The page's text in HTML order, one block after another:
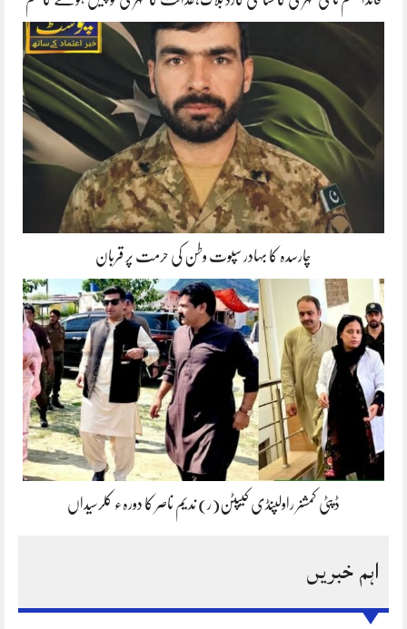
چارسدہ کا بہادر سپوت وطن کی حرمت پر قربان
ڈپٹی کمشنر راولپنڈی کیپٹن(ر) ندیم ناصر کا دورہء کلرسیداں
اہم خبریں